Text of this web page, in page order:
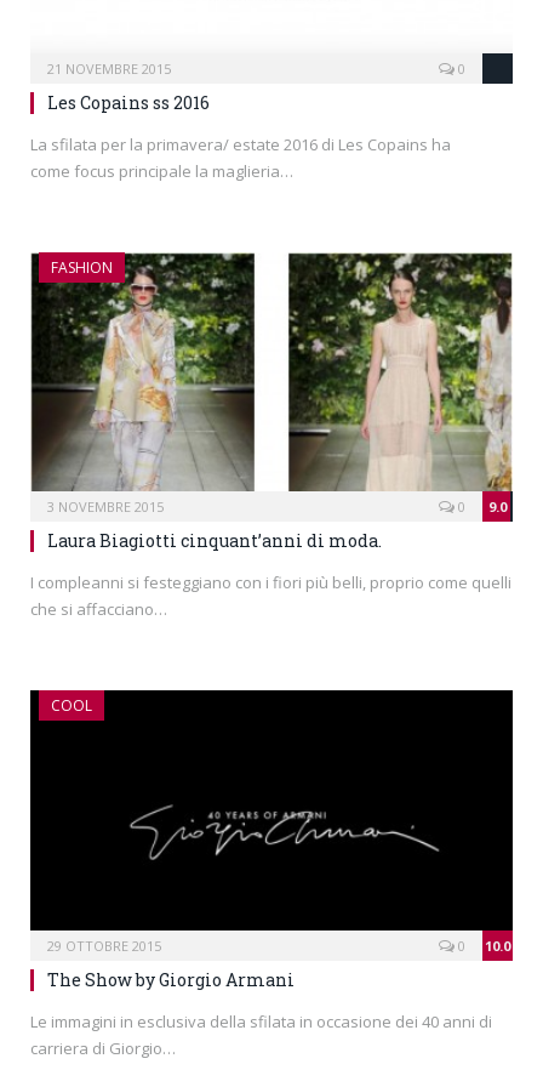
21 NOVEMBRE 2015 0
Les Copains ss 2016
La sfilata per la primavera/ estate 2016 di Les Copains ha
come focus principale la maglieria…
FASHION
3 NOVEMBRE 2015 9.0
0
Laura Biagiotti cinquant’anni di moda.
I compleanni si festeggiano con i fiori più belli, proprio come quelli
che si affacciano…
COOL
29 OTTOBRE 2015 10.0
0
The Show by Giorgio Armani
Le immagini in esclusiva della sfilata in occasione dei 40 anni di
carriera di Giorgio…